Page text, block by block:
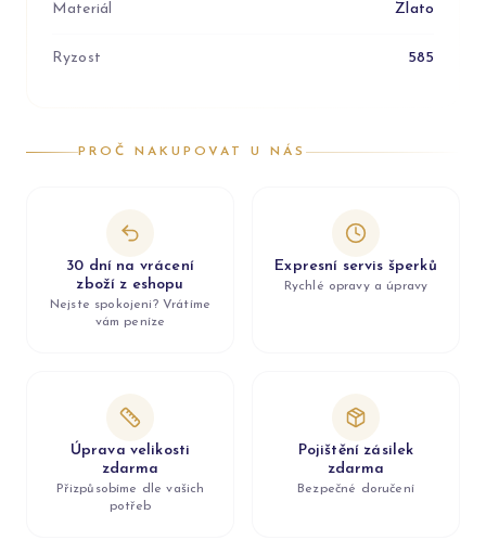
Materiál Zlato
Ryzost 585
PROČ NAKUPOVAT U NÁS
30 dní na vrácení
zboží z eshopu
Nejste spokojeni? Vrátíme
vám peníze
Expresní servis šperků
Rychlé opravy a úpravy
Úprava velikosti
zdarma
Přizpůsobíme dle vašich
potřeb
Pojištění zásilek
zdarma
Bezpečné doručení